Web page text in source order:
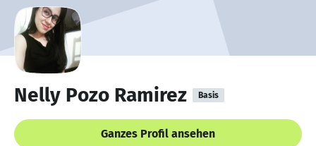
Nelly Pozo Ramirez Basis
Ganzes Profil ansehen